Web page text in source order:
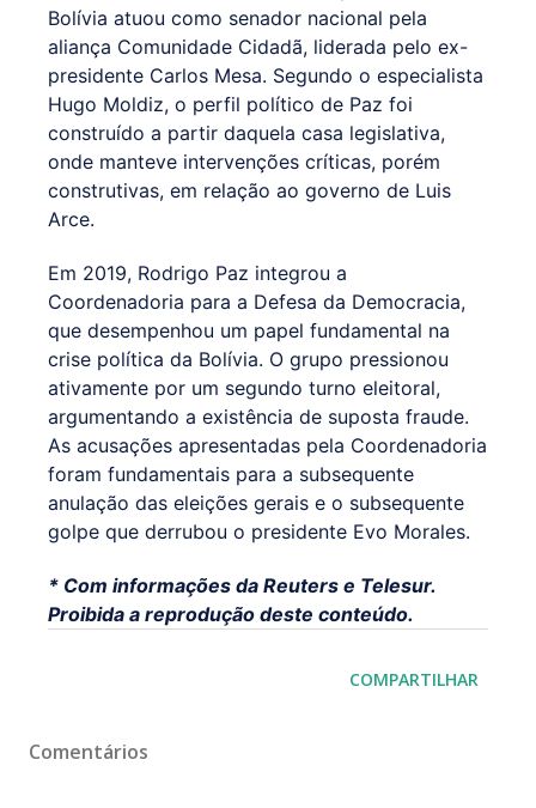
Bolívia atuou como senador nacional pela
aliança Comunidade Cidadã, liderada pelo ex-
presidente Carlos Mesa. Segundo o especialista
Hugo Moldiz, o perfil político de Paz foi
construído a partir daquela casa legislativa,
onde manteve intervenções críticas, porém
construtivas, em relação ao governo de Luis
Arce.
Em 2019, Rodrigo Paz integrou a
Coordenadoria para a Defesa da Democracia,
que desempenhou um papel fundamental na
crise política da Bolívia. O grupo pressionou
ativamente por um segundo turno eleitoral,
argumentando a existência de suposta fraude.
As acusações apresentadas pela Coordenadoria
foram fundamentais para a subsequente
anulação das eleições gerais e o subsequente
golpe que derrubou o presidente Evo Morales.
* Com informações da Reuters e Telesur.
Proibida a reprodução deste conteúdo.
COMPARTILHAR
Comentários